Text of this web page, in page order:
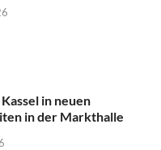
in neuen
in der Markthalle